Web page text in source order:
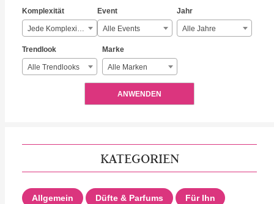
Komplexität
Jede Komplexität
Event
Alle Events
Jahr
Alle Jahre
Trendlook
Alle Trendlooks
Marke
Alle Marken
ANWENDEN
KATEGORIEN
Allgemein Düfte & Parfums Für Ihn